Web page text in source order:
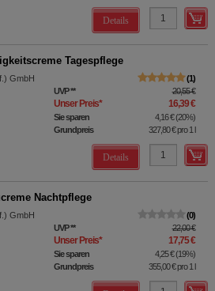
Details
Tagespflege
GmbH
1
UVP** 20,55 €
Unser Preis* 16,39 €
Sie sparen 4,16 €(20%)
Grundpreis
327,80 €pro 1 l
Details
Nachtpflege
GmbH
0
UVP** 22,00 €
Unser Preis* 17,75 €
Sie sparen 4,25 €(19%)
Grundpreis
355,00 €pro 1 l